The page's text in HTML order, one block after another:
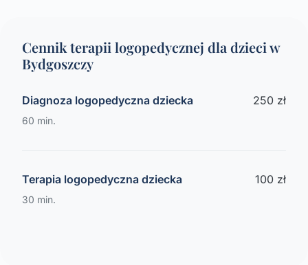
Cennik terapii logopedycznej dla dzieci w
Bydgoszczy
Diagnoza logopedyczna dziecka
60 min.
250 zł
Terapia logopedyczna dziecka
30 min.
100 zł